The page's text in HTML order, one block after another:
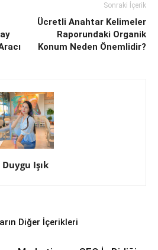
Sonraki İçerik
Ücretli Anahtar Kelimeler
Raporundaki Organik
Konum Neden Önemlidir?
Duygu Işık
Diğer İçerikleri